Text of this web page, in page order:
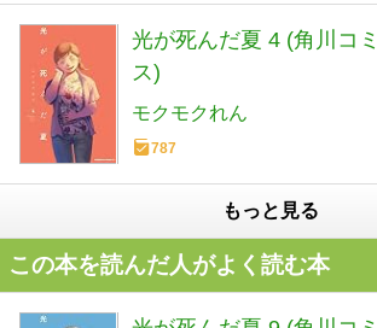
光が死んだ夏 4 (角川コ
ス)
モクモクれん
787
もっと見る
この本を読んだ人がよく読む本